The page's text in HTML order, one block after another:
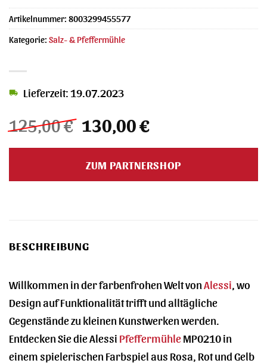
125,00€ Ursprünglicher
Preis
war:
125,00 €
130,00€Aktueller
ist:
130,00 €.
Lieferzeit: 19.07.2023
ZUM PARTNERSHOP
Artikelnummer: 8003299455577
Kategorie: Salz- & Pfeffermühle
BESCHREIBUNG
Willkommen in der farbenfrohen Welt von Alessi , wo
Design auf Funktionalität trifft und alltägliche
Gegenstände zu kleinen Kunstwerken werden.
Entdecken Sie die Alessi PfeffermühleMP0210 in
einem spielerischen Farbspiel aus Rosa, Rot und Gelb